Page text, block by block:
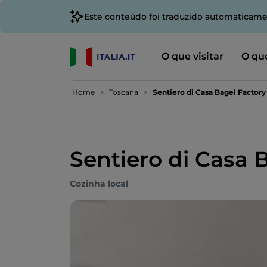
Este conteúdo foi traduzido
O que visitar O
Home Toscana Sentiero di Casa Bagel Factory
Sentiero di Casa
Cozinha local